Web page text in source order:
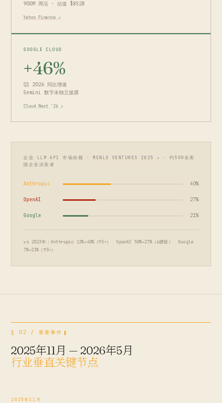
900M 周活 · 估值 $852B
Yahoo Finance ↗
GOOGLE CLOUD
+46%
Q1 2026 同比增速
Gemini 数字未独立披露
Cloud Next '26 ↗
企业 LLM API 市场份额 · MENLO VENTURES 2025 ↗
· 约500名美
国企业决策者
Anthropic 40%
OpenAI 27%
Google 21%
vs 2023年：Anthropic 12%→40%（↑3×） OpenAI 50%→27%（↓腰斩） Google
7%→21%（↑3×）
§ 02 / 重要事件
2025年11月 — 2026年5月
行业垂直关键节点
2025年11月